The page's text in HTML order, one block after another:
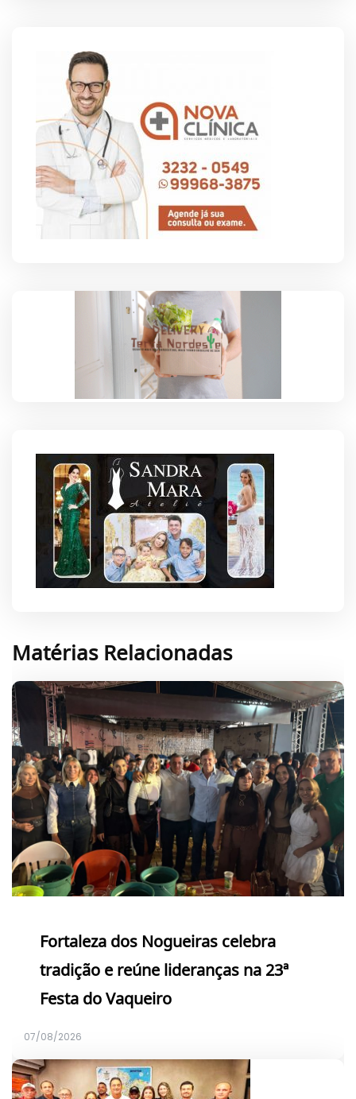
Matérias Relacionadas
Fortaleza dos Nogueiras celebra
tradição e reúne lideranças na 23ª
Festa do Vaqueiro
07/08/2026